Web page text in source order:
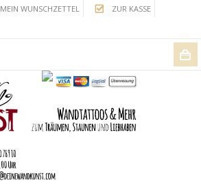
MEIN WUNSCHZETTEL
ZUR KASSE